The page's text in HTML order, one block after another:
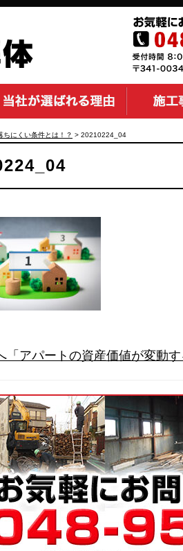
ちにくい条件とは！？ > 20210224_04
「アパートの資産価値が変動